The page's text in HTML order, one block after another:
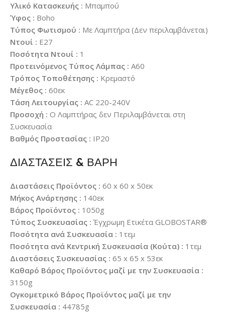
Υλικό Κατασκευής : Μπαμπού
Ύφος : Boho
Τύπος Φωτισμού : Με Λαμπτήρα (Δεν περιλαμβάνεται)
Ντουί : E27
Ποσότητα Ντουί : 1
Προτεινόμενος Τύπος Λάμπας : A60
Τρόπος Τοποθέτησης : Κρεμαστό
Μέγεθος : 60εκ
Τάση Λειτουργίας : AC 220-240V
Προσοχή : Ο Λαμπτήρας δεν Περιλαμβάνεται στη
Συσκευασία
Βαθμός Προστασίας : IP20
ΔΙΑΣΤΑΣΕΙΣ & ΒΑΡΗ
Διαστάσεις Προϊόντος : 60 x 60 x 50εκ
Μήκος Ανάρτησης : 140εκ
Βάρος Προϊόντος : 1050g
Τύπος Συσκευασίας : Έγχρωμη Ετικέτα GLOBOSTAR®
Ποσότητα ανά Συσκευασία : 1τεμ
Ποσότητα ανά Κεντρική Συσκευασία (Κούτα) : 1τεμ
Διαστάσεις Συσκευασίας : 65 x 65 x 53εκ
Καθαρό Βάρος Προϊόντος μαζί με την Συσκευασία :
3150g
Ογκομετρικό Βάρος Προϊόντος μαζί με την
Συσκευασία : 44785g